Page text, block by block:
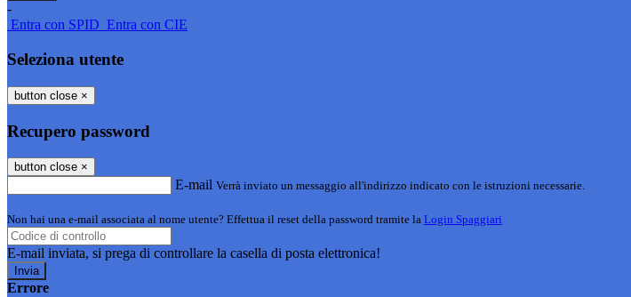
-
Entra con SPID Entra con CIE
Seleziona utente
button close ×
Recupero password
button close ×
E-mail Verrà inviato un messaggio all'indirizzo indicato con le istruzioni necessarie.
Non hai una e-mail associata al nome utente? Effettua il reset della password tramite la Login Spaggiari
E-mail inviata, si prega di controllare la casella di posta elettronica!
Errore